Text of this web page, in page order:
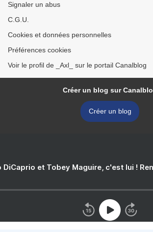
Signaler un abus
C.G.U.
Cookies et données personnelles
Préférences cookies
Voir le profil de _Axl_ sur le portail Canalblog
Créer un blog sur
Créer un blog
DiCaprio et Tobey Maguire, c'est lui !